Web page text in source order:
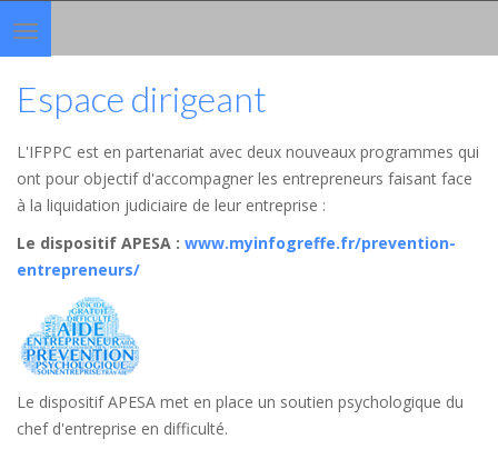
Toggle
navigation
Espace dirigeant
L'IFPPC est en partenariat avec deux nouveaux programmes qui
ont pour objectif d'accompagner les entrepreneurs faisant face
à la liquidation judiciaire de leur entreprise :
Le dispositif APESA : www.myinfogreffe.fr/prevention-
entrepreneurs/
Le dispositif APESA met en place un soutien psychologique du
chef d'entreprise en difficulté.